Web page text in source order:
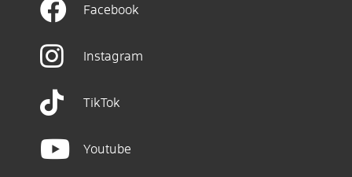
Facebook
Instagram
TikTok
Youtube